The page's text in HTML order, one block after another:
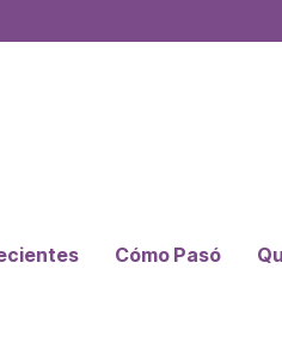
Cómo Pasó